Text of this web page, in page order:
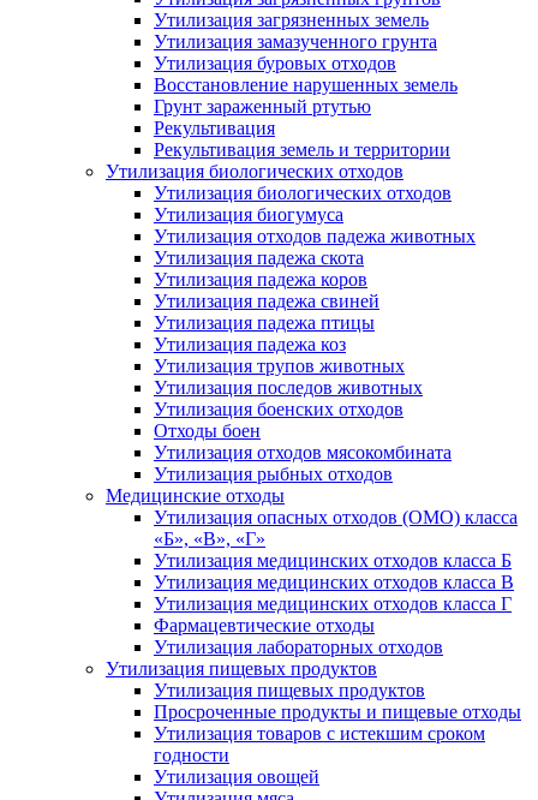
Утилизация загрязненных земель
Утилизация замазученного грунта
Утилизация буровых отходов
Восстановление нарушенных земель
Грунт зараженный ртутью
Рекультивация
Рекультивация земель и территории
Утилизация биологических отходов
Утилизация биологических отходов
Утилизация биогумуса
Утилизация отходов падежа животных
Утилизация падежа скота
Утилизация падежа коров
Утилизация падежа свиней
Утилизация падежа птицы
Утилизация падежа коз
Утилизация трупов животных
Утилизация последов животных
Утилизация боенских отходов
Отходы боен
Утилизация отходов мясокомбината
Утилизация рыбных отходов
Медицинские отходы
Утилизация опасных отходов (ОМО) класса
«Б», «В», «Г»
Утилизация медицинских отходов класса Б
Утилизация медицинских отходов класса В
Утилизация медицинских отходов класса Г
Фармацевтические отходы
Утилизация лабораторных отходов
Утилизация пищевых продуктов
Утилизация пищевых продуктов
Просроченные продукты и пищевые отходы
Утилизация товаров с истекшим сроком
годности
Утилизация овощей